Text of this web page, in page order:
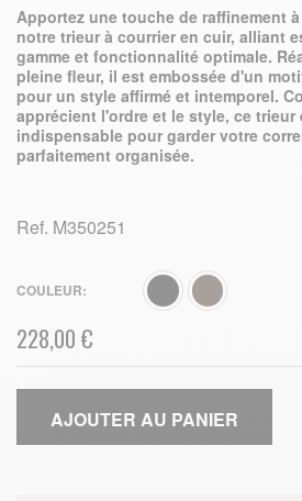
Apportez une touche de raffinement
notre trieur à courrier en cuir, alliant
gamme et fonctionnalité optimale.
pleine fleur, il est embossée d'un
pour un style affirmé et intemporel.
apprécient l'ordre et le style, ce trieur
indispensable pour garder votre
parfaitement organisée.
Ref. M350251
COULEUR
228,00 €
AJOUTER AU PANIER